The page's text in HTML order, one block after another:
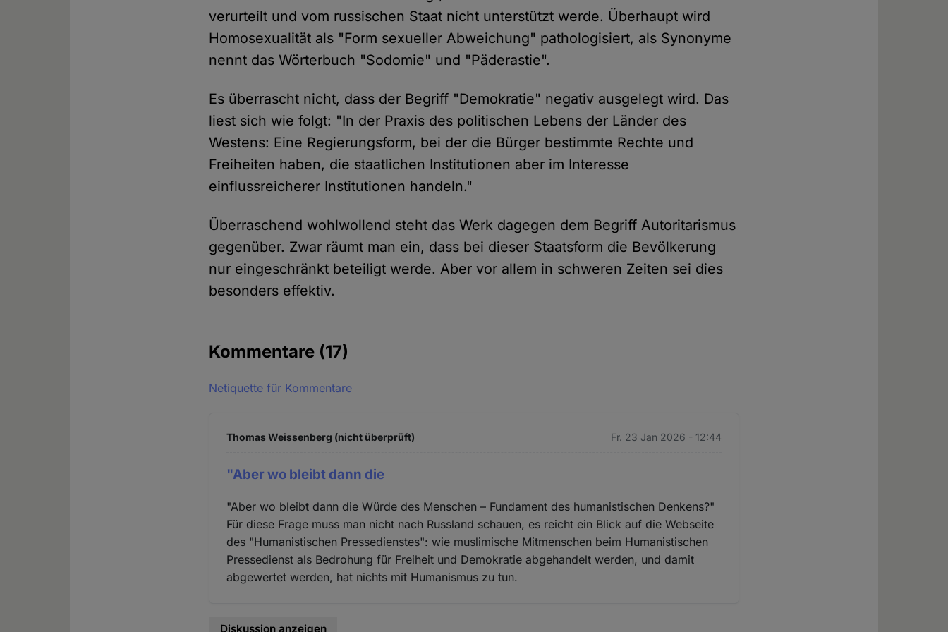
verurteilt und vom russischen Staat nicht unterstützt werde. Überhaupt wird
Homosexualität als "Form sexueller Abweichung" pathologisiert, als Synonyme
nennt das Wörterbuch "Sodomie" und "Päderastie".
Es überrascht nicht, dass der Begriff "Demokratie" negativ ausgelegt wird. Das
liest sich wie folgt: "In der Praxis des politischen Lebens der Länder des
Westens: Eine Regierungsform, bei der die Bürger bestimmte Rechte und
Freiheiten haben, die staatlichen Institutionen aber im Interesse
einflussreicherer Institutionen handeln."
Überraschend wohlwollend steht das Werk dagegen dem Begriff Autoritarismus
gegenüber. Zwar räumt man ein, dass bei dieser Staatsform die Bevölkerung
nur eingeschränkt beteiligt werde. Aber vor allem in schweren Zeiten sei dies
besonders effektiv.
Kommentare (17)
Netiquette für Kommentare
Thomas Weissenberg (nicht überprüft) Fr. 23 Jan 2026 - 12:44
"Aber wo bleibt dann die
"Aber wo bleibt dann die Würde des Menschen – Fundament des humanistischen Denkens?"
Für diese Frage muss man nicht nach Russland schauen, es reicht ein Blick auf die Webseite
des "Humanistischen Pressedienstes": wie muslimische Mitmenschen beim Humanistischen
Pressedienst als Bedrohung für Freiheit und Demokratie abgehandelt werden, und damit
abgewertet werden, hat nichts mit Humanismus zu tun.
Diskussion anzeigen